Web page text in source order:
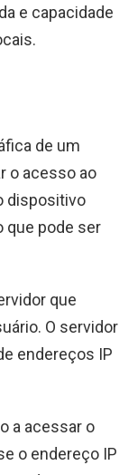
e capacidade
de um
o acesso ao
dispositivo
que pode ser
que
O servidor
endereços IP
a acessar o
o endereço IP